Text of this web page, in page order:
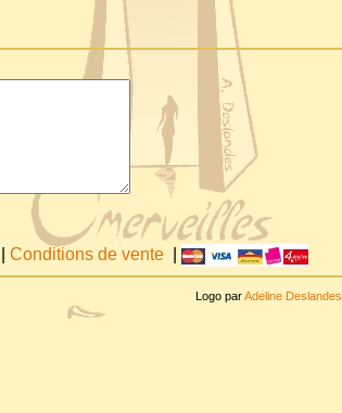
|Conditions de vente |
Logo parAdeline Deslandes